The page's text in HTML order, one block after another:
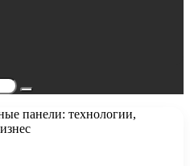
Поиск...
панели: технологии,